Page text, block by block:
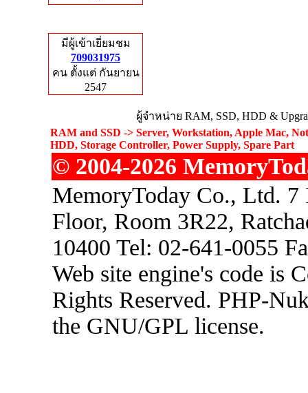
มีผู้เข้าเยี่ยมชม
709031975
คน ตั้งแต่ กันยายน
2547
ผู้จำหน่าย RAM, SSD, HDD &
RAM and SSD -> Server, Workstation, Apple Mac,
HDD, Storage Controller, Power Supply, Spare Part
© 2004-2026
MemoryToday Co., Ltd.
Floor, Room 3R22,
10400 Tel: 02-641-0055
Web site engine's code is
Rights Reserved. PHP-
the GNU/GPL license.